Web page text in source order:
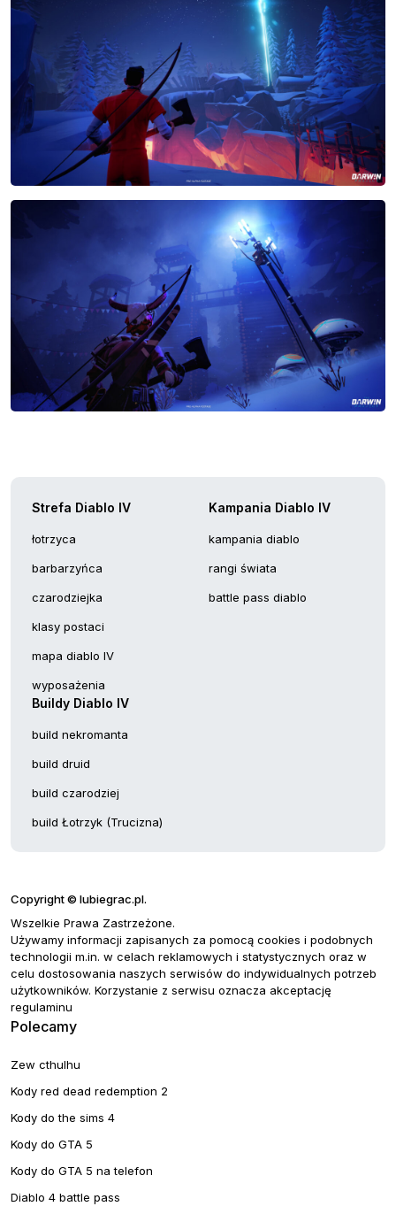
Strefa Diablo IV
łotrzyca
barbarzyńca
czarodziejka
klasy postaci
mapa diablo IV
wyposażenia
Kampania Diablo IV
kampania diablo
rangi świata
battle pass diablo
Buildy Diablo IV
build nekromanta
build druid
build czarodziej
build Łotrzyk (Trucizna)
Copyright © lubiegrac.pl.
Wszelkie Prawa Zastrzeżone.
Używamy informacji zapisanych za pomocą cookies i podobnych
technologii m.in. w celach reklamowych i statystycznych oraz w
celu dostosowania naszych serwisów do indywidualnych potrzeb
użytkowników. Korzystanie z serwisu oznacza akceptację
regulaminu
Polecamy
Zew cthulhu
Kody red dead redemption 2
Kody do the sims 4
Kody do GTA 5
Kody do GTA 5 na telefon
Diablo 4 battle pass